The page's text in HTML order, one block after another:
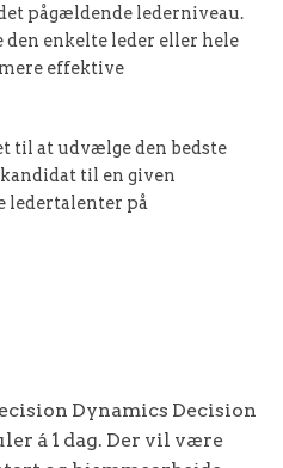
pågældende lederniveau.
den enkelte leder eller hele
effektive
til at udvælge den bedste
til en given
ledertalenter på
Dynamics Decision
á 1 dag. Der vil være